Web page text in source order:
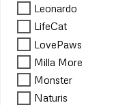
Leonardo
LifeCat
LovePaws
Milla More
Monster
Naturis